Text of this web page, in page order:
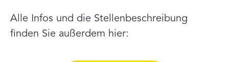
Alle Infos und die Stellenbeschreibung
finden Sie außerdem hier: